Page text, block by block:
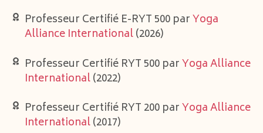
Professeur Certifié E-RYT 500 parYoga
Alliance International(2026)
Professeur Certifié RYT 500 parYoga Alliance
International(2022)
Professeur Certifié RYT 200 parYoga Alliance
International(2017)